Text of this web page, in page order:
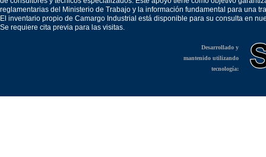
reglamentarias del Ministerio de Trabajo y la información fundamental para una
El inventario propio de Camargo Industrial está disponible para su consulta en
Se requiere cita previa para las visitas.
Desarrollado y
mantenido utilizando
tecnología: